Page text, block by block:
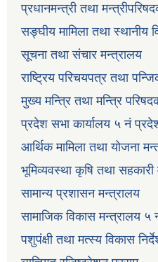
प्रधानमन्त्री तथा
सङ्घीय मामिला तथा स्थानीय
सूचना तथा संचार मन्त्रालय
राष्ट्रिय परिचयपत्र तथा
मुख्य मन्त्रि तथा मन्त्रि
प्रदेश सभा कार्यालय ५ नं
आर्थिक मामिला तथा योजना
भूमिव्यवस्था कृषि तथा
सामान्य प्रशासन मन्त्रालय
सामाजिक विकास मन्त्रालय ५
पशुपंक्षी तथा मत्स्य विकास